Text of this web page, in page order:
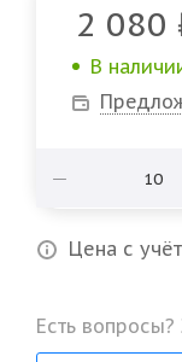
2 080
В
Цена с
Есть вопросы?